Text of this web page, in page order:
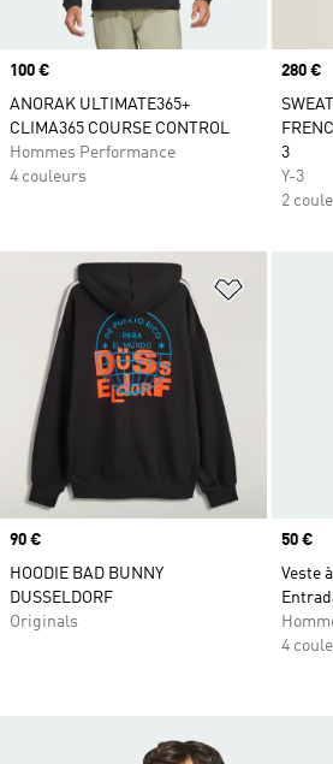
Prix
100 €
ANORAK ULTIMATE365+
CLIMA365 COURSE CONTROL
Hommes Performance
4 couleurs
Prix
280 €
3
Y-3
2
Ajouter
Prix
90 €
HOODIE BAD BUNNY
DUSSELDORF
Originals
Prix
50 €
Veste
4